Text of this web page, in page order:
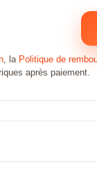
, la Politique de
après paiement.